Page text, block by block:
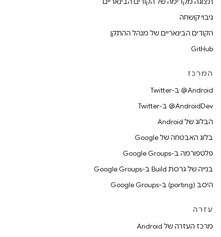
גיבוי קושחה
הקודים הבינאריים של מנהל ההתקן
GitHub
המרכז
‎@Android ב-Twitter
‎@AndroidDev ב-Twitter
הבלוג של Android
בלוג האבטחה של Google
פלטפורמה ב-Google Groups
בנייה של גרסת Build ב-Google Groups
היסב (porting) ב-Google Groups
עזרה
מרכז העזרה של Android